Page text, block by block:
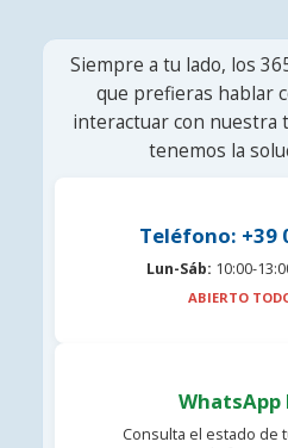
Siempre a tu lado, los
que prefieras hablar
interactuar con nuestra
tenemos la
Teléfono: +39
Lun-Sáb: 10:00-
ABIERTO
WhatsApp
Consulta el estado de